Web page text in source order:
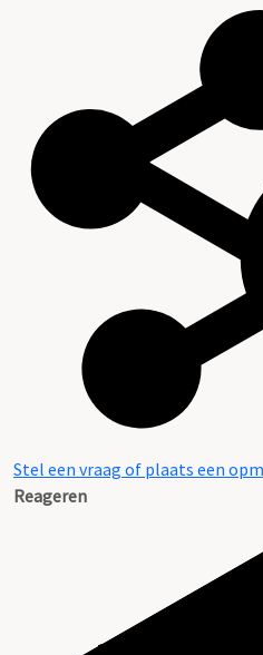
Stel een vraag of plaats een
Reageren